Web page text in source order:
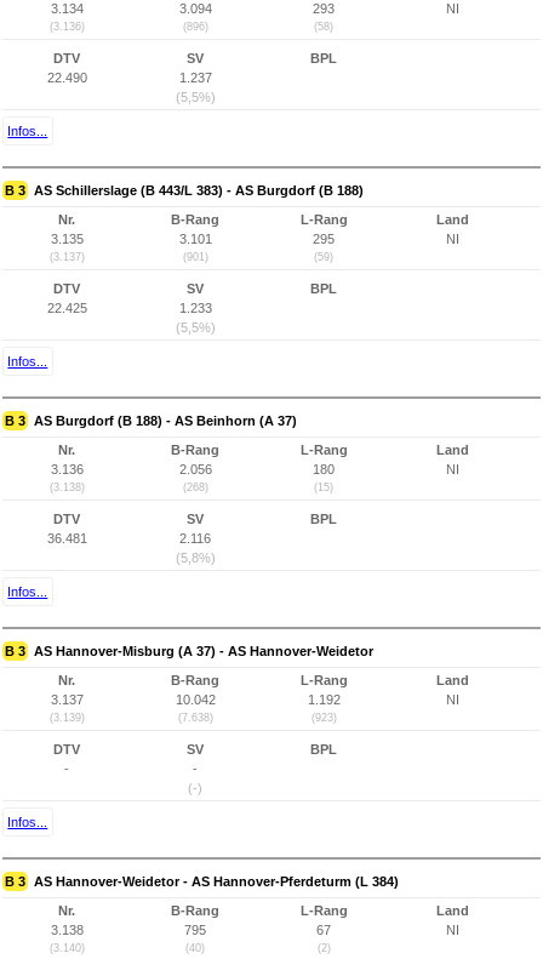
3.134
(3.136)
3.094
(896)
293
(58)
NI
DTV
22.490
SV
1.237
(5,5%)
BPL
Infos...
B 3 AS Schillerslage (B 443/L 383) - AS Burgdorf (B 188)
Nr.
3.135
(3.137)
B-Rang
3.101
(901)
L-Rang
295
(59)
Land
NI
DTV
22.425
SV
1.233
(5,5%)
BPL
Infos...
B 3 AS Burgdorf (B 188) - AS Beinhorn (A 37)
Nr.
3.136
(3.138)
B-Rang
2.056
(268)
L-Rang
180
(15)
Land
NI
DTV
36.481
SV
2.116
(5,8%)
BPL
Infos...
B 3 AS Hannover-Misburg (A 37) - AS Hannover-Weidetor
Nr.
3.137
(3.139)
B-Rang
10.042
(7.638)
L-Rang
1.192
(923)
Land
NI
DTV
-
SV
-
(-)
BPL
Infos...
B 3 AS Hannover-Weidetor - AS Hannover-Pferdeturm (L 384)
Nr.
3.138
(3.140)
B-Rang
795
(40)
L-Rang
67
(2)
Land
NI